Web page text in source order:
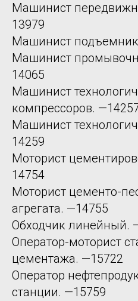
Машинист
13979
Машинист
Машинист
14065
Машинист
компрессоров.
Машинист
14259
Моторист
14754
Моторист цементо-
агрегата. —14755
Обходчик линейный.
Оператор-моторист
цементажа. —15722
Оператор
станции. —15759